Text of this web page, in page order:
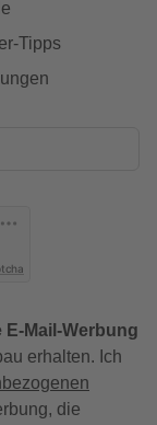
Tipps
Mail-Werbung
erhalten. Ich
die